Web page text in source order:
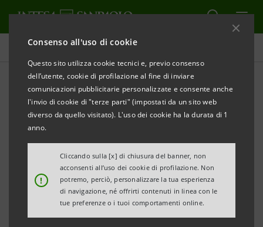
Consenso all'uso di cookie
Questo sito utilizza cookie tecnici e, previo consenso
dell’utente, cookie di profilazione al fine di inviare
comunicazioni pubblicitarie personalizzate e consente anche
l'invio di cookie di "terze parti" (impostati da un sito web
diverso da quello visitato). L'uso dei cookie ha la durata di 1
anno.
!
Cliccando sulla [x] di chiusura del banner, non
acconsenti all’uso dei cookie di profilazione. Non
potremo, perciò, personalizzare la tua esperienza
di navigazione, né offrirti contenuti in linea con le
tue preferenze o i tuoi comportamenti online.
Comunicati stampa
STAMPA AGGIORNA
COMUNICATO STAMPA
DA BANCA DELL’ADRIATICO LA GRANDE GUERRA
• Esposizione di carte satiriche della collezione
Gianni Brandozzi
• Evento nell’ambito del Festival della Cultura
Creativa promosso dall’ABI